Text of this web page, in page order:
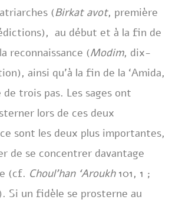
(Birkat avot, première
au début et à la fin de
reconnaissance (Modim, dix-
ainsi qu’à la fin de la ‘Amida,
de trois pas. Les sages ont
lors de ces deux
sont les deux plus importantes,
de se concentrer davantage
(cf. Choul’han ‘Aroukh101, 1 ;
Si un fidèle se prosterne au